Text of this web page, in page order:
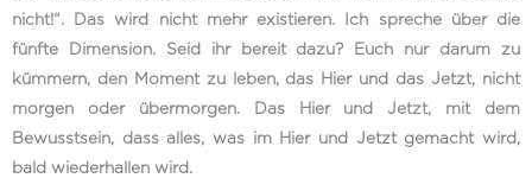
nicht!“. Das wird nicht mehr existieren. Ich spreche über die
fünfte Dimension. Seid ihr bereit dazu? Euch nur darum zu
kümmern, den Moment zu leben, das Hier und das Jetzt, nicht
morgen oder übermorgen. Das Hier und Jetzt, mit dem
Bewusstsein, dass alles, was im Hier und Jetzt gemacht wird,
bald wiederhallen wird.